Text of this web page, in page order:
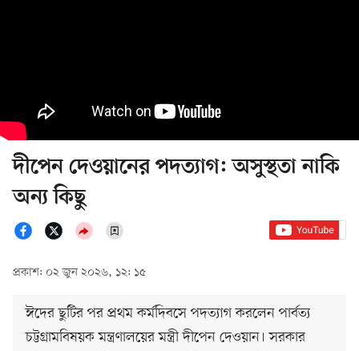
দীপেন দেওয়ানের পদত্যাগ: অসুস্থতা নাকি
অন্য কিছু
প্রকাশ: ০২ জুন ২০২৬, ১২: ১৫
ঈদের ছুটির পর প্রথম কর্মদিবসে পদত্যাগ করলেন পার্বত্য
চট্টগ্রামবিষয়ক মন্ত্রণালয়ের মন্ত্রী দীপেন দেওয়ান। সরকার